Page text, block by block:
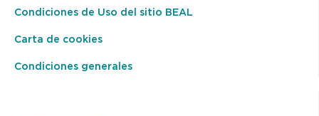
Condiciones de Uso del sitio BEAL
Carta de cookies
Condiciones generales